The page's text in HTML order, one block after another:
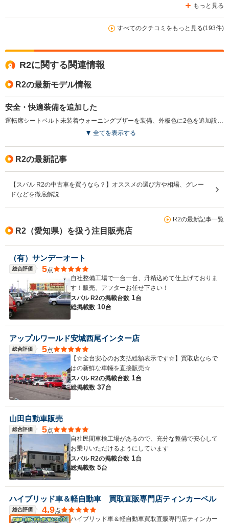
もっと見る
すべてのクチコミをもっと見る(193件)
R2に関する関連情報
R2の最新モデル情報
安全・快適装備を追加した
運転席シートベルト未装着ウォーニングブザーを装備、外板色に2色を追加設定した。運転席に乗り込んでドアを閉めると音楽やメッセージが流れるウェルカムサウンドオーディオをタイプSに採用（R、レフィにはオプション設定）。（2008.6）
全てを表示する
R2の最新記事
【スバル R2の中古車を買うなら？】オススメの選び方や相場、グレー
ドなどを徹底解説
R2の最新記事一覧
R2（愛知県）を扱う注目販売店
（有）サンデーオート
総合評価 5点
自社整備工場で一台一台、丹精込めて仕上げておりま
す！販売、アフターお任せ下さい！
スバル R2の掲載台数 1台
総掲載数 10台
アップルワールド安城西尾インター店
総合評価 5点
【☆全台安心のお支払総額表示です☆】買取店ならで
はの新鮮な車輛を直接販売☆
スバル R2の掲載台数 1台
総掲載数 37台
山田自動車販売
総合評価 5点
自社民間車検工場があるので、充分な整備で安心して
お乗りいただけるようにしています
スバル R2の掲載台数 1台
総掲載数 5台
ハイブリッド車＆軽自動車 買取直販専門店ティンカーベル
総合評価 4.9点
ハイブリッド車＆軽自動車買取直販専門店ティンカー